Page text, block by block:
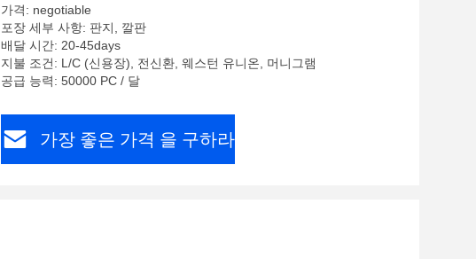
가격: negotiable
포장 세부 사항: 판지, 깔판
배달 시간: 20-45days
지불 조건: L/C (신용장), 전신환, 웨스턴 유니온, 머니그램
공급 능력: 50000 PC / 달
가장 좋은 가격 을 구하라